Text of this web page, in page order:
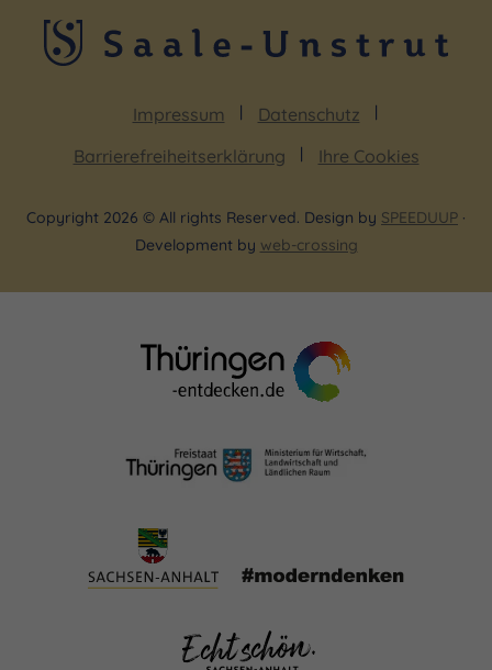
Impressum
Datenschutz
Barrierefreiheitserklärung
Ihre Cookies
Copyright 2026 © All rights Reserved. Design by SPEEDUUP ·
Development by web-crossing